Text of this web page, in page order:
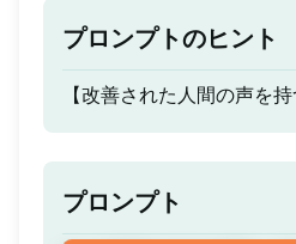
プロンプトのヒント
【改善された人間の声を
プロンプト